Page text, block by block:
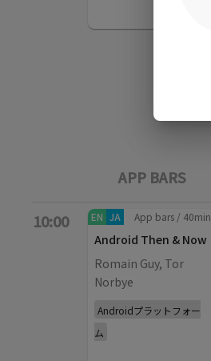
APP BARS
10:00 EN JA App bars / 40min
Android Then & Now
Romain Guy, Tor
Norbye
Androidプラットフォー
ム